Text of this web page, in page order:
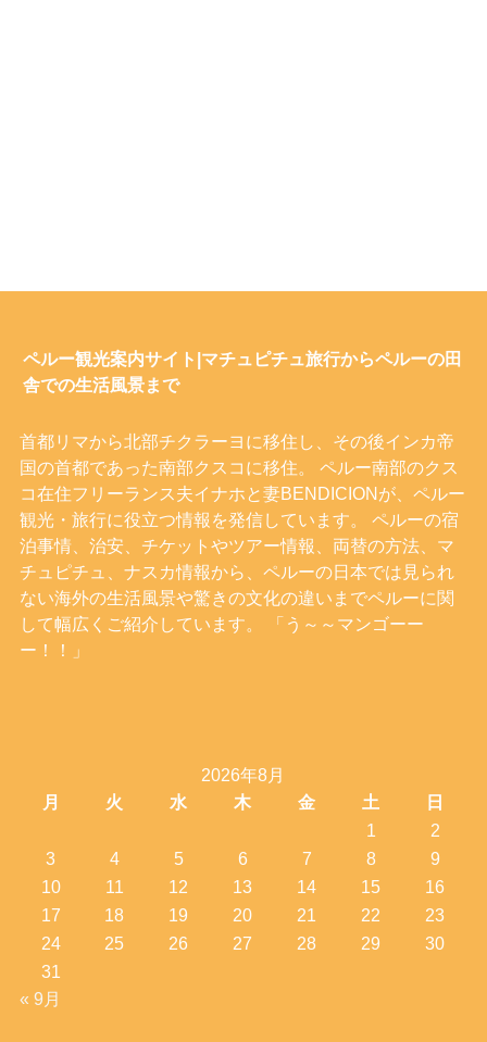
ペルー観光案内サイト|マチュピチュ旅行からペルーの田
舎での生活風景まで
首都リマから北部チクラーヨに移住し、その後インカ帝
国の首都であった南部クスコに移住。 ペルー南部のクス
コ在住フリーランス夫イナホと妻BENDICIONが、ペルー
観光・旅行に役立つ情報を発信しています。 ペルーの宿
泊事情、治安、チケットやツアー情報、両替の方法、マ
チュピチュ、ナスカ情報から、ペルーの日本では見られ
ない海外の生活風景や驚きの文化の違いまでペルーに関
して幅広くご紹介しています。 「う～～マンゴーー
ー！！」
2026年8月
月
火 水 木 金 土
日
1
2
3
4 5 6 7 8
9
10
11 12 13 14 15
16
17
18 19 20 21 22
23
24
25 26 27 28 29
30
31
« 9月